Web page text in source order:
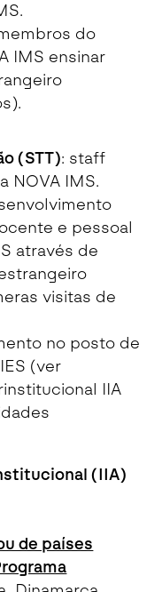
do
IMS ensinar
(STT): staff
NOVA IMS.
e pessoal
através de
visitas de
no posto de
(ver
IIA
(IIA)
de países